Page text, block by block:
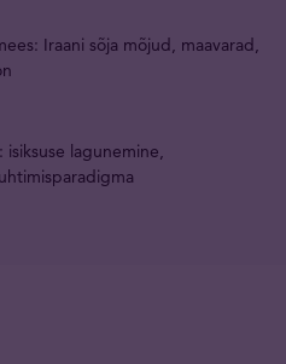
Iraani sõja mõjud, maavarad,
isiksuse lagunemine,